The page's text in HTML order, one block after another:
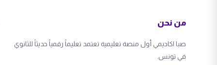
من نحن
صبا اكاديمي أول منصة تعليمية تعتمد تعليماً رقمياً حديثاً للثانوي
في تونس.